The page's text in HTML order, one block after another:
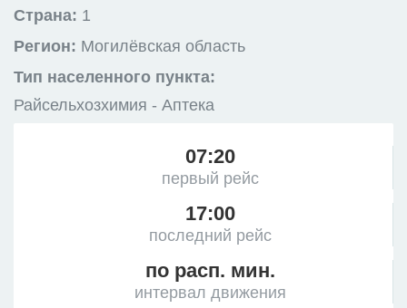
Страна: 1
Регион: Могилёвская область
Тип населенного пункта:
Райсельхозхимия - Аптека
07:20
первый рейс
17:00
последний рейс
по расп. мин.
интервал движения